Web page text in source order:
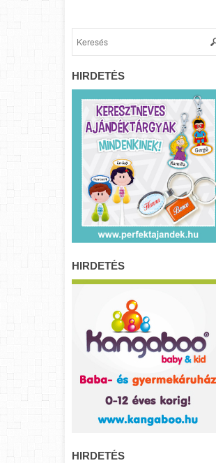
HIRDETÉS
HIRDETÉS
HIRDETÉS